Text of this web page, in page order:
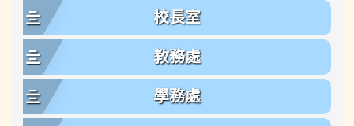
校長室
教務處
學務處